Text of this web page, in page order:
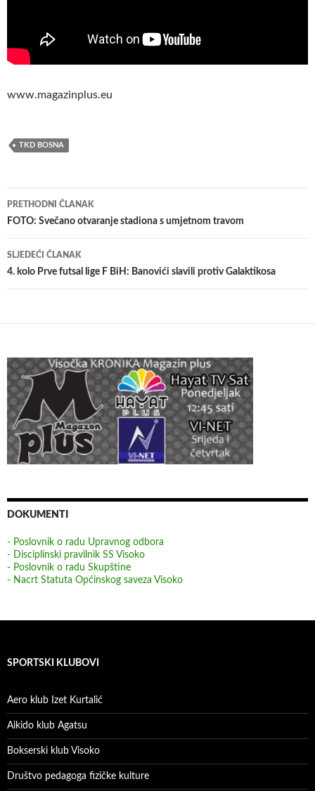
www.magazinplus.eu
TKD BOSNA
Navigacija
članaka
PRETHODNI ČLANAK
FOTO: Svečano otvaranje stadiona s umjetnom travom
SLJEDEĆI ČLANAK
4. kolo Prve futsal lige F BiH: Banovići slavili protiv Galaktikosa
DOKUMENTI
- Poslovnik o radu Upravnog odbora
- Disciplinski pravilnik SS Visoko
- Poslovnik o radu Skupštine
- Nacrt Statuta Općinskog saveza Visoko
SPORTSKI KLUBOVI
Aero klub Izet Kurtalić
Aikido klub Agatsu
Bokserski klub Visoko
Društvo pedagoga fizičke kulture